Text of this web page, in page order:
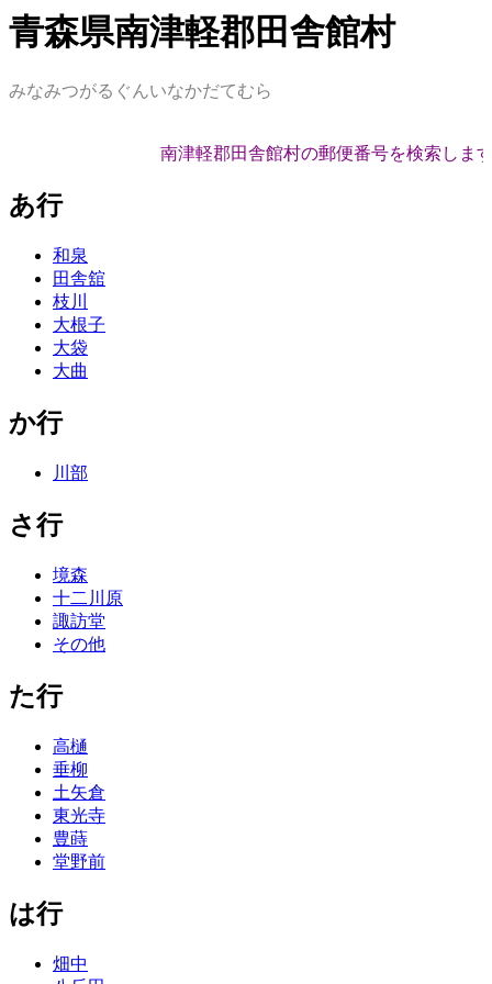
青森県南津軽郡田舎館村
みなみつがるぐんいなかだてむら
南津軽郡田舎館村の郵便番号を検索します
あ行
和泉
田舎舘
枝川
大根子
大袋
大曲
か行
川部
さ行
境森
十二川原
諏訪堂
その他
た行
高樋
垂柳
土矢倉
東光寺
豊蒔
堂野前
は行
畑中